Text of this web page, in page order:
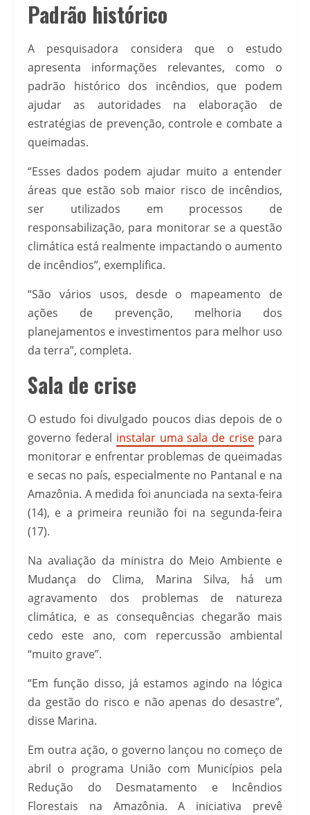
Padrão histórico
A pesquisadora considera que o estudo
apresenta informações relevantes, como o
padrão histórico dos incêndios, que podem
ajudar as autoridades na elaboração de
estratégias de prevenção, controle e combate a
queimadas.
“Esses dados podem ajudar muito a entender
áreas que estão sob maior risco de incêndios,
ser utilizados em processos de
responsabilização, para monitorar se a questão
climática está realmente impactando o aumento
de incêndios”, exemplifica.
“São vários usos, desde o mapeamento de
ações de prevenção, melhoria dos
planejamentos e investimentos para melhor uso
da terra”, completa.
Sala de crise
O estudo foi divulgado poucos dias depois de o
governo federal instalar uma sala de crise para
monitorar e enfrentar problemas de queimadas
e secas no país, especialmente no Pantanal e na
Amazônia. A medida foi anunciada na sexta-feira
(14), e a primeira reunião foi na segunda-feira
(17).
Na avaliação da ministra do Meio Ambiente e
Mudança do Clima, Marina Silva, há um
agravamento dos problemas de natureza
climática, e as consequências chegarão mais
cedo este ano, com repercussão ambiental
“muito grave”.
“Em função disso, já estamos agindo na lógica
da gestão do risco e não apenas do desastre”,
disse Marina.
Em outra ação, o governo lançou no começo de
abril o programa União com Municípios pela
Redução do Desmatamento e Incêndios
Florestais na Amazônia. A iniciativa prevê